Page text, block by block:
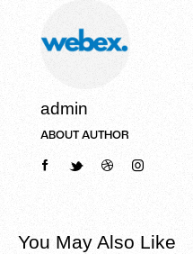
admin
ABOUT AUTHOR
You May Also Like